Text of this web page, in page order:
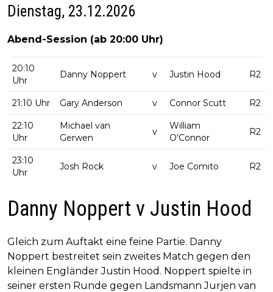
Dienstag, 23.12.2026
Abend-Session (ab 20:00 Uhr)
20:10
Uhr
Danny Noppert v Justin Hood R2
21:10 Uhr Gary Anderson v Connor Scutt R2
22:10
Uhr
Michael van
Gerwen
v
William
O'Connor
R2
23:10
Uhr
Josh Rock v Joe Comito R2
Danny Noppert v Justin Hood
Gleich zum Auftakt eine feine Partie. Danny
Noppert bestreitet sein zweites Match gegen den
kleinen Engländer Justin Hood. Noppert spielte in
seiner ersten Runde gegen Landsmann Jurjen van